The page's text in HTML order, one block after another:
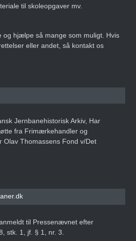
til skoleopgaver mv.
hjælpe så mange som muligt. Hvis
eller andet, så kontakt os
Jernbanehistorisk Arkiv, Har
fra Frimærkehandler og
Olav Thomassens Fond v/Det
til Pressenævnet efter
stk. 1, jf. § 1, nr. 3.